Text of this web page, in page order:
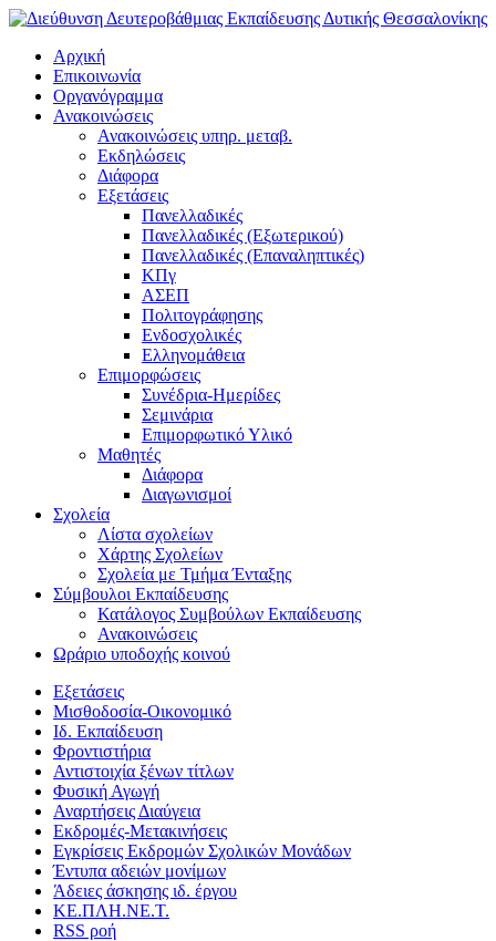
Αρχική
Επικοινωνία
Οργανόγραμμα
Ανακοινώσεις
Ανακοινώσεις υπηρ. μεταβ.
Εκδηλώσεις
Διάφορα
Εξετάσεις
Πανελλαδικές
Πανελλαδικές (Εξωτερικού)
Πανελλαδικές (Επαναληπτικές)
ΚΠγ
ΑΣΕΠ
Πολιτογράφησης
Ενδοσχολικές
Ελληνομάθεια
Επιμορφώσεις
Συνέδρια-Ημερίδες
Σεμινάρια
Επιμορφωτικό Υλικό
Μαθητές
Διάφορα
Διαγωνισμοί
Σχολεία
Λίστα σχολείων
Χάρτης Σχολείων
Σχολεία με Τμήμα Ένταξης
Σύμβουλοι Εκπαίδευσης
Κατάλογος Συμβούλων Εκπαίδευσης
Ανακοινώσεις
Ωράριο υποδοχής κοινού
Εξετάσεις
Μισθοδοσία-Οικονομικό
Ιδ. Εκπαίδευση
Φροντιστήρια
Αντιστοιχία ξένων τίτλων
Φυσική Αγωγή
Αναρτήσεις Διαύγεια
Εκδρομές-Μετακινήσεις
Εγκρίσεις Εκδρομών Σχολικών Μονάδων
Έντυπα αδειών μονίμων
Άδειες άσκησης ιδ. έργου
ΚΕ.ΠΛΗ.ΝΕ.Τ.
RSS ροή